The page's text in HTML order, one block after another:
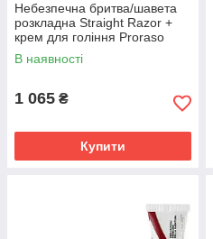
Небезпечна бритва/шавета
розкладна Straight Razor +
крем для гоління Proraso
Blue 100 мл
В наявності
1 065 ₴
Купити